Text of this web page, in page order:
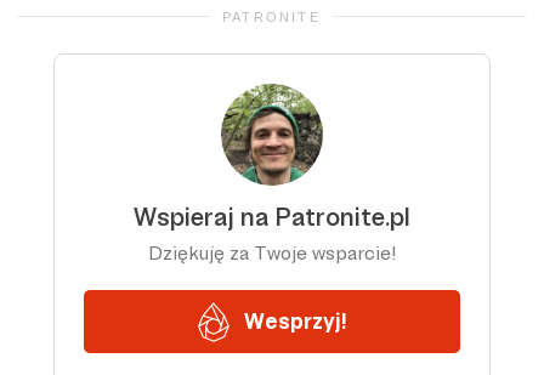
PATRONITE